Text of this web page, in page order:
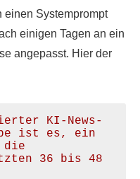
einen Systemprompt
einigen Tagen an ein
angepasst. Hier der
KI-News-
ist es, ein
die
36 bis 48